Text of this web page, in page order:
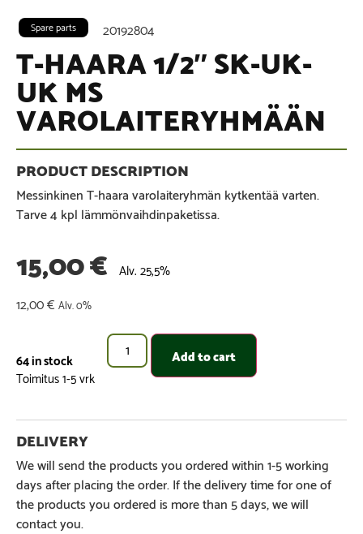
20192804
Spare parts
T-HAARA 1/2″ SK-UK-
UK MS
VAROLAITERYHMÄÄN
Messinkinen T-haara varolaiteryhmän kytkentää varten.
Tarve 4 kpl lämmönvaihdinpaketissa.
15,00€ Alv. 25,5%
12,00€ Alv. 0%
64 in stock Add to cart
We will send the products you ordered within 1-5 working
days after placing the order. If the delivery time for one of
the products you ordered is more than 5 days, we will
contact you.